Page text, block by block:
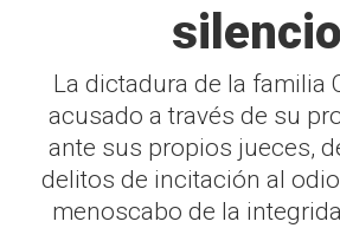
La dictadura de la familia
acusado a través de su
ante sus propios jueces,
delitos de incitación al
menoscabo de la